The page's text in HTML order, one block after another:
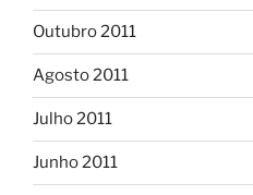
Outubro 2011
Agosto 2011
Julho 2011
Junho 2011